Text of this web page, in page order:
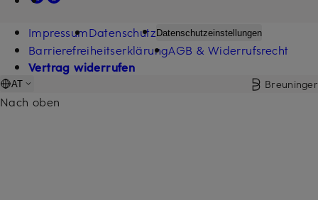
ImpressumDatenschutzDatenschutzeinstellungen
BarrierefreiheitserklärungAGB & Widerrufsrecht
Vertrag widerrufen
AT Breuninger
Nach oben